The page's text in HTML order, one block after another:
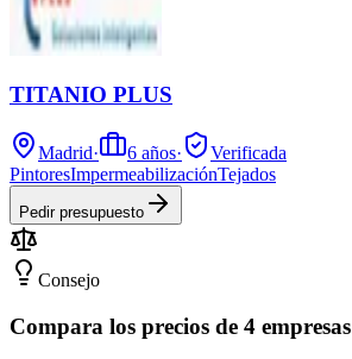
TITANIO PLUS
Madrid· 6 años·
Verificada
PintoresImpermeabilizaciónTejados
Pedir presupuesto
Consejo
Compara los precios de 4 empresas